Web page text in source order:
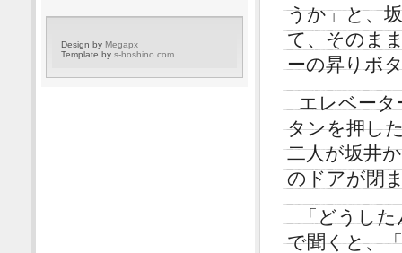
うか」と、
て、そのま
ーの昇りボ
エレベー
タンを押し
二人が坂井
のドアが閉
「どうし
で聞くと、
Design by Megapx
Template by s-hoshino.com